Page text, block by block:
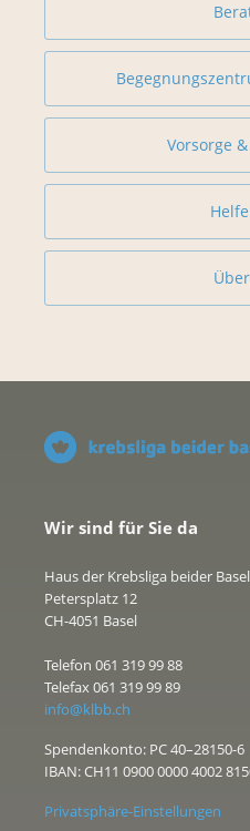
Vorsorge
Wir sind für Sie da
Haus der Krebsliga beider Basel
Petersplatz 12
CH-4051 Basel
Telefon 061 319 99 88
Telefax 061 319 99 89
info@klbb.ch
Spendenkonto: PC 40–28150-6
IBAN: CH11 0900 0000 4002
Privatsphäre-Einstellungen